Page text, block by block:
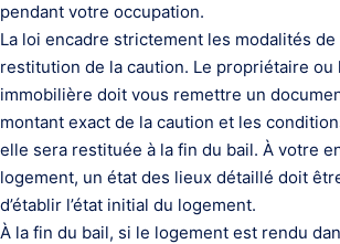
pendant votre occupation.
La loi encadre strictement les modalités
restitution de la caution. Le propriétaire ou
immobilière doit vous remettre un
montant exact de la caution et les
elle sera restituée à la fin du bail. À votre
logement, un état des lieux détaillé doit
d’établir l’état initial du logement.
À la fin du bail, si le logement est rendu